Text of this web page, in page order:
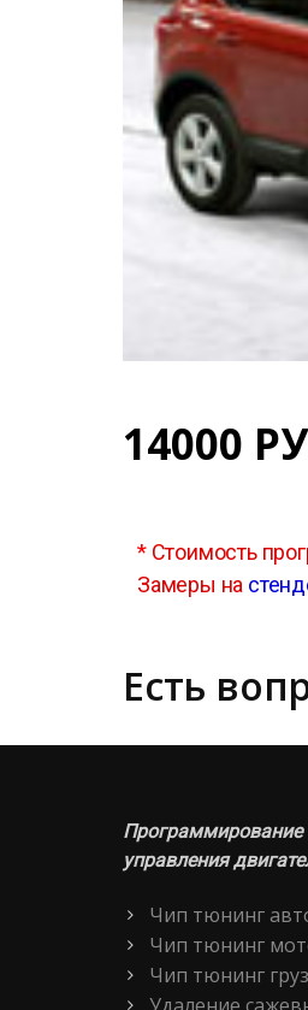
14000
*Стоимость
Замеры на
Есть
Программирование
управления
Чип тюнинг
Чип тюнинг
Чип тюнинг